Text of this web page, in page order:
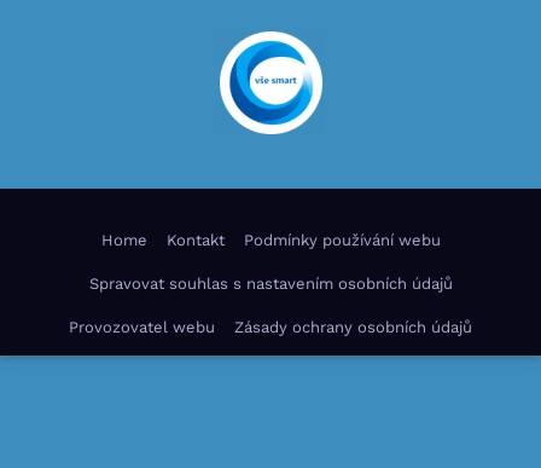
Home Kontakt Podmínky používání webu
Spravovat souhlas s nastavením osobních údajů
Provozovatel webu Zásady ochrany osobních údajů